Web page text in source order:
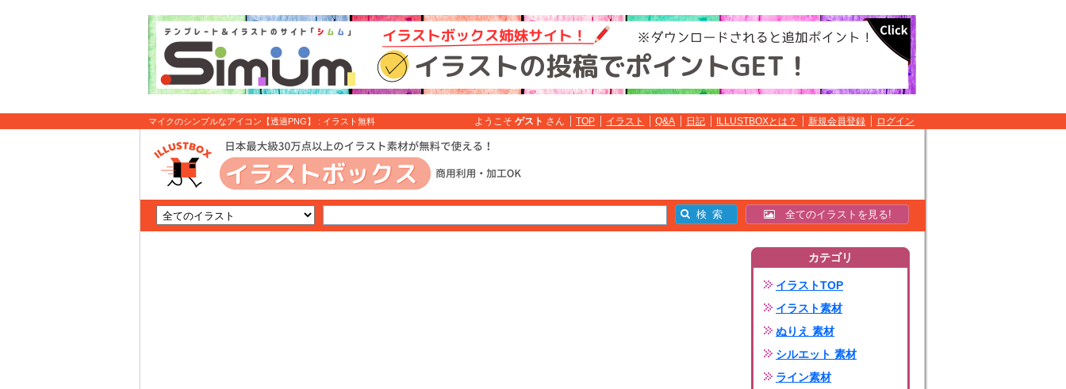
マイクのシンプルなアイコン【透過PNG】 : イラスト無料 ようこそ ゲスト さん TOP イラスト Q&A 日記 ILLUSTBOXとは？ 新規会員登録 ログイン
全てのイラストを見る!
カテゴリ
イラストTOP
イラスト素材
ぬりえ 素材
シルエット 素材
ライン素材